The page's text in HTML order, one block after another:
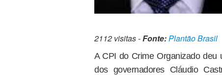
2112 visitas -Fonte: Plantão Brasil
A CPI do Crime Organizado deu
dos governadores Cláudio